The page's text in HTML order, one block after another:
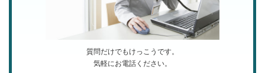
質問だけでもけっこうです。
気軽にお電話ください。